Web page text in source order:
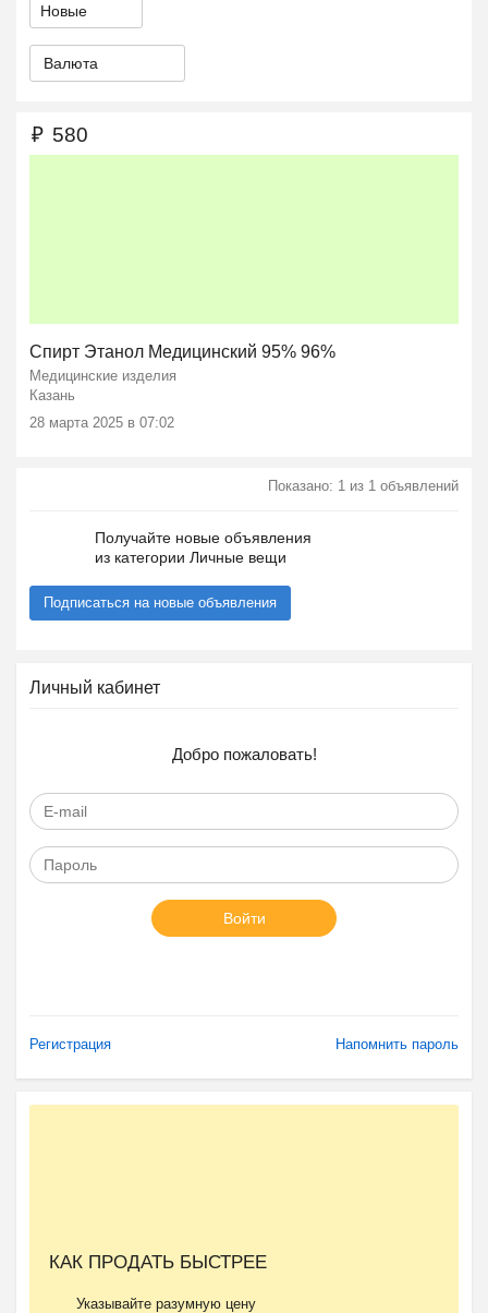
Валюта
Спирт Этанол Медицинский 95% 96%
Медицинские изделия
Казань
28 марта 2025 в 07:02
₽ 580
Показано: 1 из 1 объявлений
Получайте новые объявления
из категории Личные вещи
Подписаться на новые объявления
Личный кабинет
Добро пожаловать!
Войти
Регистрация Напомнить пароль
КАК ПРОДАТЬ БЫСТРЕЕ
Указывайте разумную цену